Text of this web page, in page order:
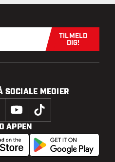
Tilmeld dig
TILMELD
DIG!
SOCIALE MEDIER
APPEN